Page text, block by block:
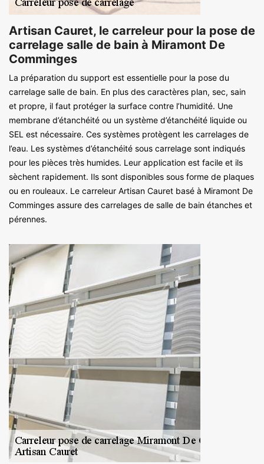
Artisan Cauret, le carreleur pour la pose de
carrelage salle de bain à Miramont De
Comminges
La préparation du support est essentielle pour la pose du
carrelage salle de bain. En plus des caractères plan, sec, sain
et propre, il faut protéger la surface contre l’humidité. Une
membrane d’étanchéité ou un système d’étanchéité liquide ou
SEL est nécessaire. Ces systèmes protègent les carrelages de
l’eau. Les systèmes d’étanchéité sous carrelage sont indiqués
pour les pièces très humides. Leur application est facile et ils
sèchent rapidement. Ils sont disponibles sous forme de plaques
ou en rouleaux. Le carreleur Artisan Cauret basé à Miramont De
Comminges assure des carrelages de salle de bain étanches et
pérennes.